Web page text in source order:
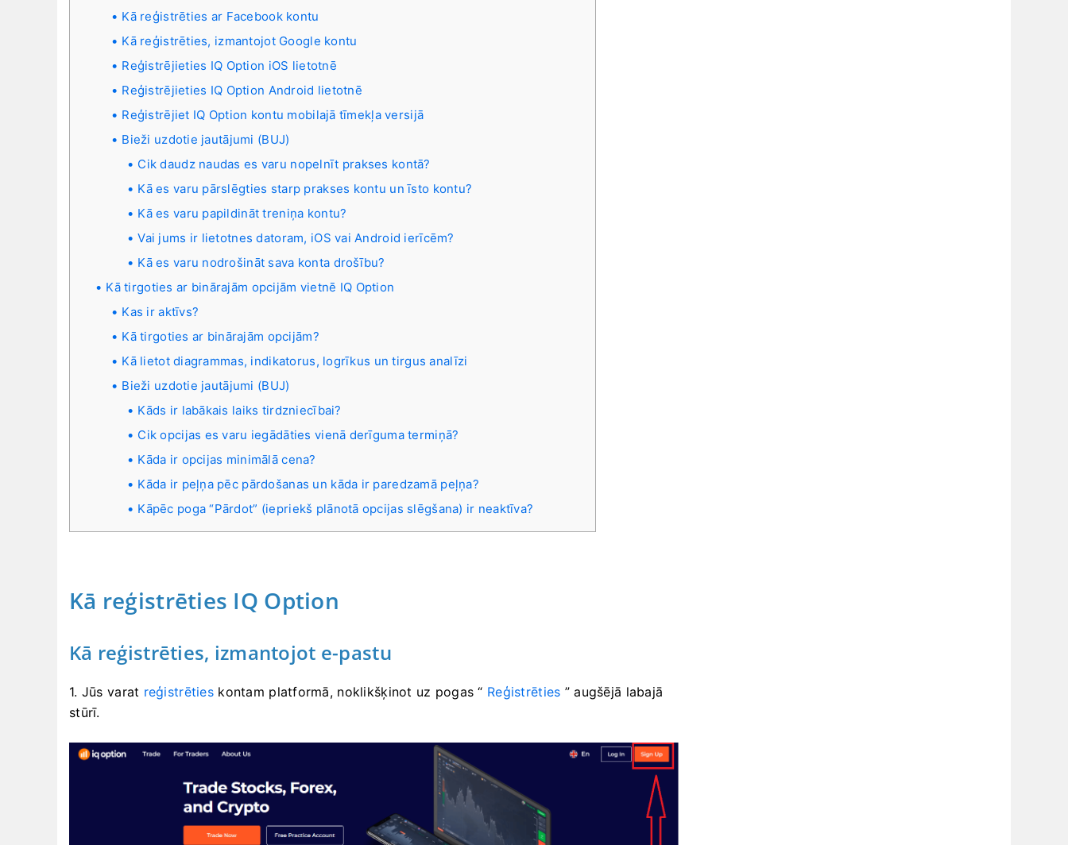
Kā reģistrēties ar Facebook kontu
Kā reģistrēties, izmantojot Google kontu
Reģistrējieties IQ Option iOS lietotnē
Reģistrējieties IQ Option Android lietotnē
Reģistrējiet IQ Option kontu mobilajā tīmekļa versijā
Bieži uzdotie jautājumi (BUJ)
Cik daudz naudas es varu nopelnīt prakses kontā?
Kā es varu pārslēgties starp prakses kontu un īsto kontu?
Kā es varu papildināt treniņa kontu?
Vai jums ir lietotnes datoram, iOS vai Android ierīcēm?
Kā es varu nodrošināt sava konta drošību?
Kā tirgoties ar binārajām opcijām vietnē IQ Option
Kas ir aktīvs?
Kā tirgoties ar binārajām opcijām?
Kā lietot diagrammas, indikatorus, logrīkus un tirgus analīzi
Bieži uzdotie jautājumi (BUJ)
Kāds ir labākais laiks tirdzniecībai?
Cik opcijas es varu iegādāties vienā derīguma termiņā?
Kāda ir opcijas minimālā cena?
Kāda ir peļņa pēc pārdošanas un kāda ir paredzamā peļņa?
Kāpēc poga “Pārdot” (iepriekš plānotā opcijas slēgšana) ir neaktīva?
Kā reģistrēties IQ Option
Kā reģistrēties, izmantojot e-pastu
1. Jūs varat reģistrēties kontam platformā, noklikšķinot uz pogas “ Reģistrēties ” augšējā labajā
stūrī.